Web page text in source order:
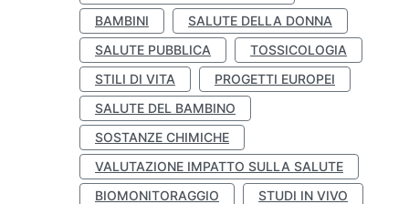
BAMBINI
SALUTE DELLA DONNA
SALUTE PUBBLICA
TOSSICOLOGIA
STILI DI VITA
PROGETTI EUROPEI
SALUTE DEL BAMBINO
SOSTANZE CHIMICHE
VALUTAZIONE IMPATTO SULLA SALUTE
BIOMONITORAGGIO
STUDI IN VIVO